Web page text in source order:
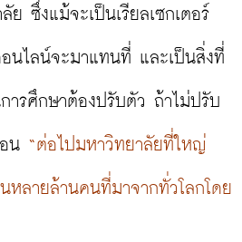
ย ซึ่งแม้จะเป็นเรียลเซกเตอร์
นไลน์จะมาแทนที่ และเป็นสิ่งที่
ารศึกษาต้องปรับตัว ถ้าไม่ปรับ
น “ต่อไปมหาวิทยาลัยที่ใหญ่
หลายล้านคนที่มาจากทั่วโลกโดย